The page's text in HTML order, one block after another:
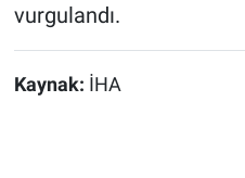
vurgulandı.
Kaynak: İHA